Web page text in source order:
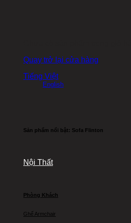
Quay trở lại cửa hàng
Tiếng Việt
English
Sản phẩm nổi bật: Sofa Flinton
Nội Thất
Phòng Khách
Ghế Armchair